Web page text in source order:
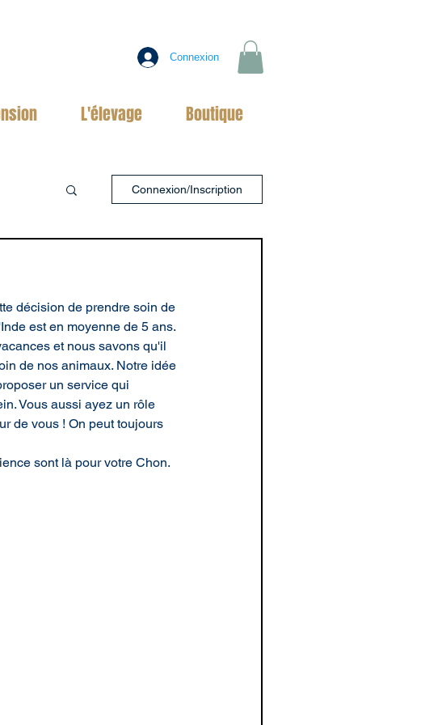
Connexion
L'élevage Boutique
Connexion/Inscription
décision de prendre soin de
est en moyenne de 5 ans.
et nous savons qu'il
de nos animaux. Notre idée
un service qui
Vous aussi ayez un rôle
de vous ! On peut toujours
sont là pour votre Chon.